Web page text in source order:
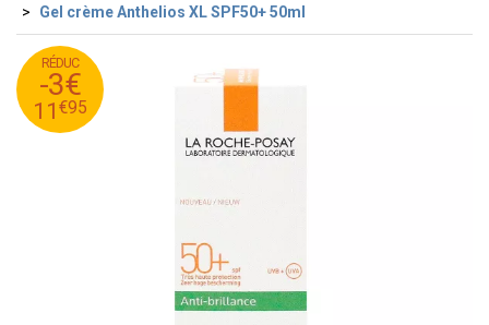
Gel crème Anthelios XL SPF50+ 50ml
RÉDUC
-3€
11 €95
14
€
95
11
€
95